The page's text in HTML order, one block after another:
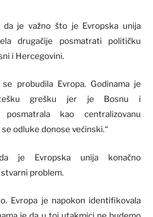
da je važno što je Evropska unija
drugačije posmatrati političku
i Hercegovini.
se probudila Evropa. Godinama je
grešku jer je Bosnu i
posmatrala kao centralizovanu
odluke donose većinski.“
je Evropska unija konačno
problem.
Evropa je napokon identifikovala